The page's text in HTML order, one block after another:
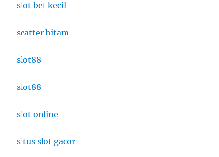
slot bet kecil
scatter hitam
slot88
slot88
slot online
situs slot gacor